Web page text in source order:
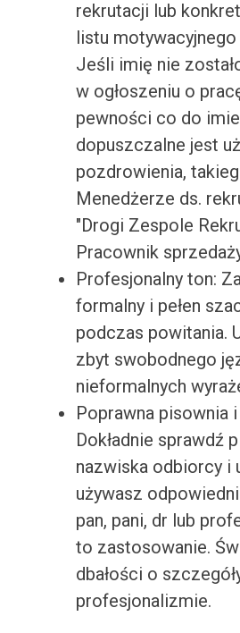
rekrutacji lub
listu
Jeśli imię nie
w ogłoszeniu o
pewności co do
dopuszczalne jest
pozdrowienia,
Menedżerze ds.
"Drogi Zespole
Pracownik
Profesjonalny ton:
formalny i pełen
podczas powitania.
zbyt swobodnego
nieformalnych
Poprawna pisownia i
Dokładnie sprawdź
nazwiska odbiorcy i
używasz
pan, pani, dr lub
to zastosowanie.
dbałości o
profesjonalizmie.